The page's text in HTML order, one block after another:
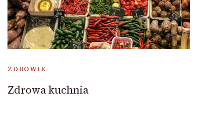
ZDROWIE
Zdrowa kuchnia